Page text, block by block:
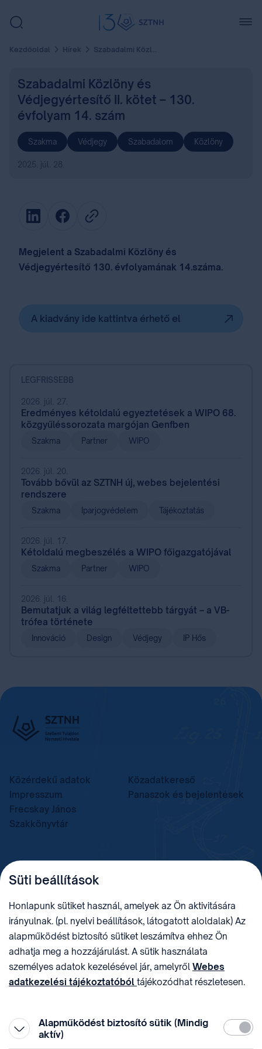
Kezdőoldal Hírek Szabadalmi Közlöny és Védjegyértesítő II. kötet – 130. évfolyam 14. szám
Szabadalmi Közlöny és
Védjegyértesítő II. kötet – 130.
évfolyam 14. szám
Szakma Védjegy Szabadalom Közlöny
2025. júl. 28.
Megjelent a Szabadalmi Közlöny és
Védjegyértesítő 130. évfolyamának 14.száma.
A kiadvány ide kattintva érhető el
LEGFRISSEBB
2026. júl. 27.
Eredményes kétoldalú egyeztetések a WIPO 68.
közgyűléssorozata margójan Genfben
Szakma Partner WIPO
2026. júl. 20.
Tovább bővül az SZTNH új, webes bejelentési
rendszere
Szakma Iparjogvédelem Tájékoztatás
2026. júl. 17.
Kétoldalú megbeszélés a WIPO főigazgatójával
Szakma Partner WIPO
2026. júl. 16.
Bemutatjuk a világ legféltettebb tárgyát – a VB-
trófea története
Innováció Design Védjegy IP Hős
Közérdekű adatok
Közadatkereső
Impresszum
Panaszok és bejelentések
Frecskay János
Szakkönyvtár
TELEFON
+36 (1) 312 4400
sztnh@hipo.gov.hu 15311746-2-42
CÍM
1081 Budapest II. János
Pál pápa tér 7.
HIVATAL RÖVID NEVE
SZTNHOPS, KRID:
174434905
KÖZÖSSÉGI MÉDIA
Süti beállítások
Honlapunk sütiket használ, amelyek az Ön aktivitására
irányulnak. (pl. nyelvi beállítások, látogatott aloldalak) Az
alapműködést biztosító sütiket leszámítva ehhez Ön
adhatja meg a hozzájárulást. A sütik használata
személyes adatok kezelésével jár, amelyről Webes
adatkezelési tájékoztatóból tájékozódhat részletesen.
Alapműködést biztosító sütik (Mindig
aktív)